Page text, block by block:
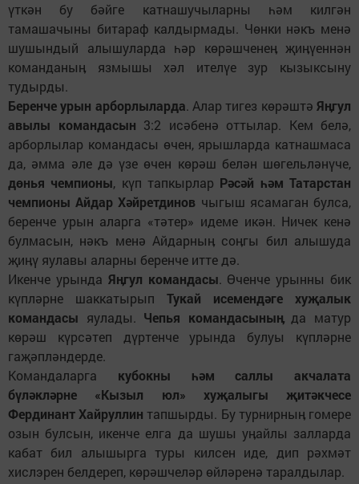
үткән бу бәйге катнашучыларны һәм килгән
тамашачыны битараф калдырмады. Чөнки нәкъ менә
шушындый алышуларда һәр көрәшченеӊ җиӊүеннән
команданыӊ язмышы хәл ителүе зур кызыксыну
тудырды.
Беренче урын арборлыларда. Алар тигез көрәштәЯӊгул
авылы командасын 3:2 исәбенә оттылар. Кем белә,
арборлылар командасы өчен, ярышларда катнашмаса
да, әмма әле дә үзе өчен көрәш белән шөгельләнүче,
дөнья чемпионы, күп тапкырлар Рәсәй һәм Татарстан
чемпионы Айдар Хәйретдинов чыгыш ясамаган булса,
беренче урын аларга «тәтер» идеме икән. Ничек кенә
булмасын, нәкъ менә Айдарныӊ соӊгы бил алышуда
җиӊү яулавы аларны беренче итте дә.
Икенче урында Яӊгул командасы. Өченче урынны бик
күпләрне шаккатырып Тукай исемендәге хуҗалык
командасы яулады. Чепья командасыныӊда матур
көрәш күрсәтеп дүртенче урында булуы күпләрне
гаҗәпләндерде.
Командаларга кубокны һәм саллы акчалата
бүләкләрне «Кызыл юл» хуҗалыгы җитәкчесе
Фердинант Хайруллин тапшырды. Бу турнирныӊ гомере
озын булсын, икенче елга да шушы уӊайлы залларда
кабат бил алышырга туры килсен иде, дип рәхмәт
хислэрен белдереп, көрәшчеләр өйләренә таралдылар.